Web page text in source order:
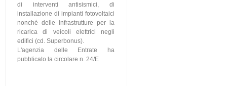
di interventi antisismici, di
installazione di impianti fotovoltaici
nonché delle infrastrutture per la
ricarica di veicoli elettrici negli
edifici (cd. Superbonus).
L'agenzia delle Entrate ha
pubblicato la circolare n. 24/E